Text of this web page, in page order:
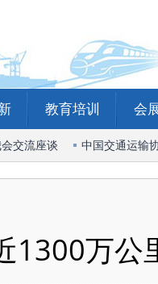
教育培训 会
交流座谈 中国交通运输协
1300万公